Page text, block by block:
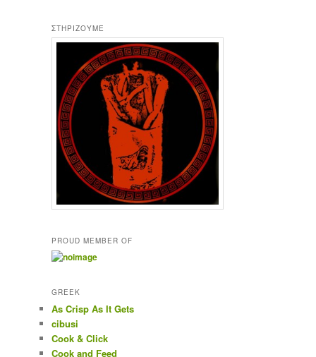
ΣΤΗΡΊΖΟΥΜΕ
PROUD MEMBER OF
GREEK
As Crisp As It Gets
cibusi
Cook & Click
Cook and Feed